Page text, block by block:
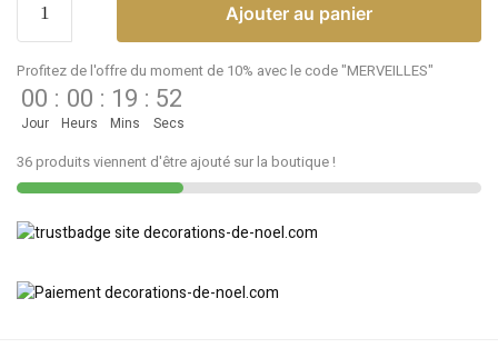
Ajouter au panier
Profitez de l'offre du moment de 10% avec le code "MERVEILLES"
00
Jour
: 00
Heurs
: 19
Mins
: 52
Secs
36 produits viennent d'être ajouté sur la boutique !